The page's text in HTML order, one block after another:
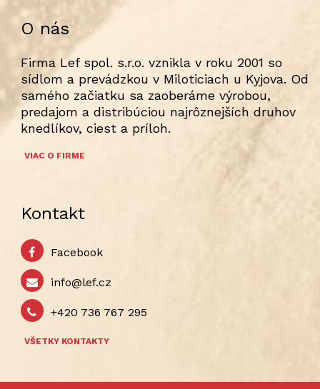
O nás
Firma Lef spol. s.r.o. vznikla v roku 2001 so
sídlom a prevádzkou v Miloticiach u Kyjova. Od
samého začiatku sa zaoberáme výrobou,
predajom a distribúciou najrôznejších druhov
knedlíkov, ciest a príloh.
VIAC O FIRME
Kontakt
Facebook
info@lef.cz
+420 736 767 295
VŠETKY KONTAKTY